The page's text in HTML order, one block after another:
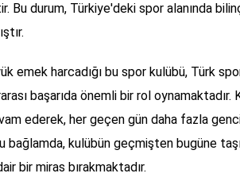
durum, Türkiye'deki spor alanında
emek harcadığı bu spor kulübü, Türk
başarıda önemli bir rol oynamaktadır.
ederek, her geçen gün daha fazla
bağlamda, kulübün geçmişten bugüne
bir miras bırakmaktadır.